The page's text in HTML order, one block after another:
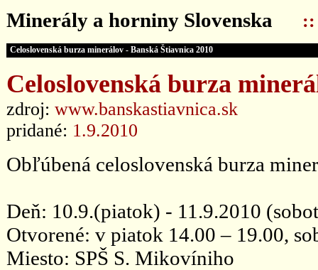
Minerály a horniny Slovenska ::
Celoslovenská burza minerálov - Banská Štiavnica 2010
Celoslovenská burza
zdroj: www.banskastiavnica.sk
pridané: 1.9.2010
Obľúbená celoslovenská burza
Deň: 10.9.(piatok) - 11.9.2010
Otvorené: v piatok 14.00 – 19.00,
Miesto: SPŠ S. Mikovíniho